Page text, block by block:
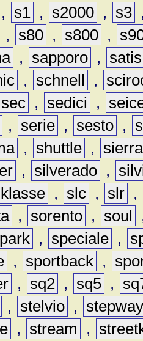
, s1 , s2000 , s3
, s80 , s800 ,
, sapporo ,
satis
, schnell ,
sec , sedici ,
, serie , sesto ,
, shuttle ,
sierra
, silverado ,
, slc , slr ,
, sorento , soul
, speciale ,
, sportback ,
, sq2 , sq5 ,
, stelvio ,
, stream ,